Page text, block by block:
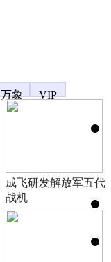
万象 VIP
成飞研发解放军五代
战机